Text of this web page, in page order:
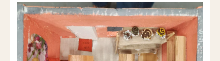
najluxusnejším
v
interiéri”